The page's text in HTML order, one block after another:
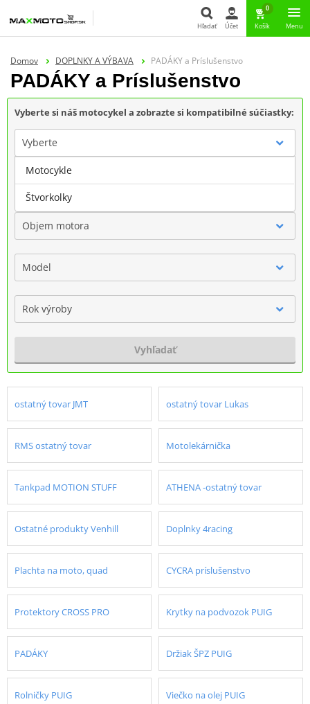
Hľadať Účet
0
Košík Menu
Domov DOPLNKY A VÝBAVA PADÁKY a Príslušenstvo
PADÁKY a Príslušenstvo
Vyberte si náš motocykel a zobrazte si kompatibilné súčiastky:
Vyberte
Značka
Objem motora
Model
Rok výroby
Vyhľadať
ostatný tovar JMT ostatný tovar Lukas
RMS ostatný tovar Motolekárnička
Tankpad MOTION STUFF ATHENA -ostatný tovar
Ostatné produkty Venhill Doplnky 4racing
Plachta na moto, quad CYCRA príslušenstvo
Protektory CROSS PRO Krytky na podvozok PUIG
PADÁKY Držiak ŠPZ PUIG
Rolničky PUIG Viečko na olej PUIG
Motocykle
Štvorkolky